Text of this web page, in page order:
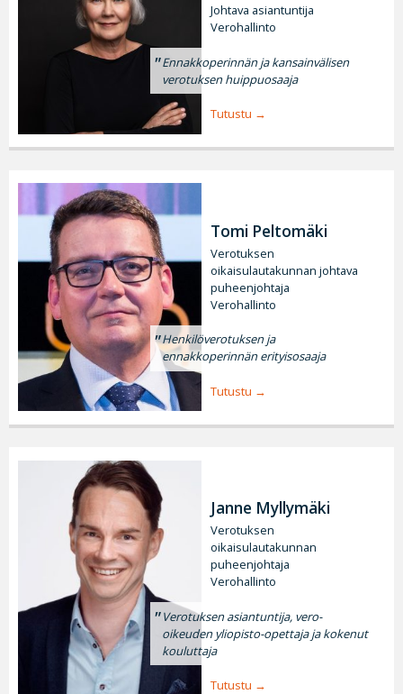
Johtava asiantuntija
Verohallinto
Ennakkoperinnän ja kansainvälisen
verotuksen huippuosaaja
Tutustu
Tomi Peltomäki
Verotuksen
oikaisulautakunnan johtava
puheenjohtaja
Verohallinto
Henkilöverotuksen ja
ennakkoperinnän erityisosaaja
Tutustu
Janne Myllymäki
Verotuksen
oikaisulautakunnan
puheenjohtaja
Verohallinto
Verotuksen asiantuntija, vero-
oikeuden yliopisto-opettaja ja kokenut
kouluttaja
Tutustu